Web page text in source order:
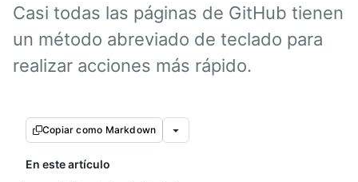
Casi todas las páginas de GitHub tienen
un método abreviado de teclado para
realizar acciones más rápido.
Copiar como Markdown
En este artículo